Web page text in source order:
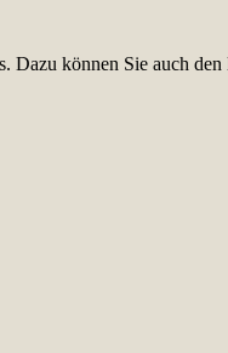
Dazu können Sie auch